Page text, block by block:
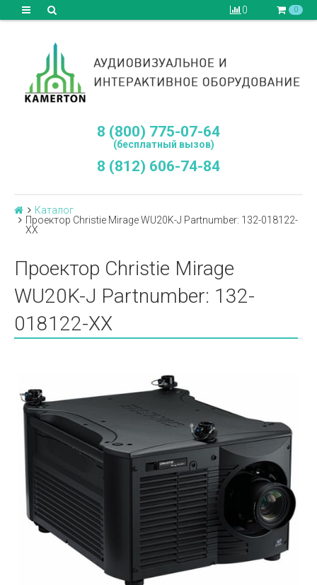
0 0
8 (800) 775-07-64
(бесплатный вызов)
8 (812) 606-74-84
Каталог
Проектор Christie Mirage WU20K-J Partnumber: 132-018122-
XX
Проектор Christie Mirage
WU20K-J Partnumber: 132-
018122-XX